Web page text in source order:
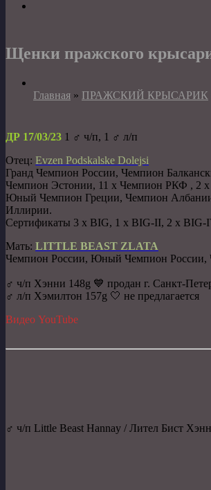
Щенки пражского
Главная » ПРАЖСКИЙ КРЫСАРИК
ДР 17/03/23 1 ♂️ ч/п, 1 ♂️ л/п
Отец: Evzen Podskalske Dolejsi
Гранд Чемпион России, Чемпион
Чемпион Эстонии, 11 x Чемпион РКФ , 2
Юный Чемпион Греции, Чемпион
Иллирии.
Сертификаты 3 x BIG, 1 x BIG-II, 2 x
Мать: LITTLE BEAST ZLATA
Чемпион России, Юный Чемпион
♂️ ч/п Хэнни 148g 💙 продан г. Санкт-
♂️ л/п Хэмилтон 157g 🤍 не предлагается
Видео YouTube
♂️ ч/п Little Beast Hannay / Лител Бист